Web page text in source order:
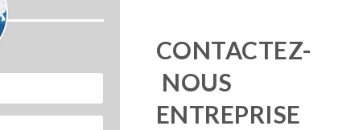
CONTACTEZ-
NOUS
ENTREPRISE